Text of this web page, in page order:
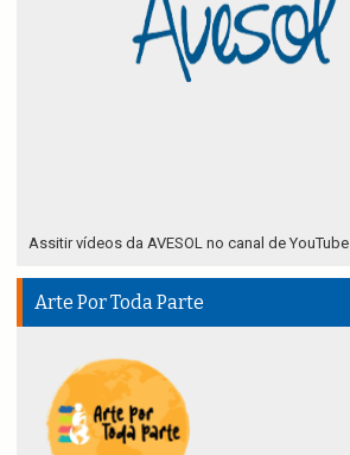
Assitir vídeos da AVESOL no canal de YouTube
Arte Por Toda Parte